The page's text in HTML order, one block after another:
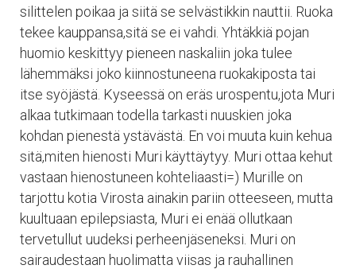
silittelen poikaa ja siitä se selvästikkin nauttii. Ruoka
tekee kauppansa,sitä se ei vahdi. Yhtäkkiä pojan
huomio keskittyy pieneen naskaliin joka tulee
lähemmäksi joko kiinnostuneena ruokakiposta tai
itse syöjästä. Kyseessä on eräs urospentu,jota Muri
alkaa tutkimaan todella tarkasti nuuskien joka
kohdan pienestä ystävästä. En voi muuta kuin kehua
sitä,miten hienosti Muri käyttäytyy. Muri ottaa kehut
vastaan hienostuneen kohteliaasti=) Murille on
tarjottu kotia Virosta ainakin pariin otteeseen, mutta
kuultuaan epilepsiasta, Muri ei enää ollutkaan
tervetullut uudeksi perheenjäseneksi. Muri on
sairaudestaan huolimatta viisas ja rauhallinen